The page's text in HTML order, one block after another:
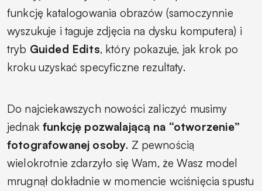
funkcję katalogowania obrazów (samoczynnie
wyszukuje i taguje zdjęcia na dysku komputera) i
tryb Guided Edits, który pokazuje, jak krok po
kroku uzyskać specyficzne rezultaty.
Do najciekawszych nowości zaliczyć musimy
jednakfunkcję pozwalającą na “otworzenie”
fotografowanej osoby. Z pewnością
wielokrotnie zdarzyło się Wam, że Wasz model
mrugnął dokładnie w momencie wciśnięcia spustu